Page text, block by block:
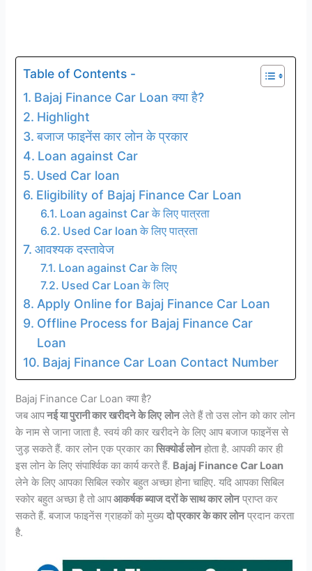
Table of Contents -
Bajaj Finance Car Loan क्या है?
Highlight
बजाज फाइनेंस कार लोन के प्रकार
Loan against Car
Used Car loan
Eligibility of Bajaj Finance Car Loan
Loan against Car के लिए पात्रता
Used Car loan के लिए पात्रता
आवश्यक दस्तावेज
Loan against Car के लिए
Used Car Loan के लिए
Apply Online for Bajaj Finance Car Loan
Offline Process for Bajaj Finance Car
Loan
Bajaj Finance Car Loan Contact Number
Bajaj Finance Car Loan क्या है?
जब आपनई या पुरानी कार खरीदने के लिए लोनलेते हैं तो उस लोन को कार लोन
के नाम से जाना जाता है. स्वयं की कार खरीदने के लिए आप बजाज फाइनेंस से
जुड़ सकते हैं. कार लोन एक प्रकार कासिक्योर्ड लोनहोता है. आपकी कार ही
इस लोन के लिए संपार्श्विक का कार्य करते हैं. Bajaj Finance Car Loan
लेने के लिए आपका सिबिल स्कोर बहुत अच्छा होना चाहिए. यदि आपका सिबिल
स्कोर बहुत अच्छा है तो आपआकर्षक ब्याज दरों के साथ कार लोनप्राप्त कर
सकते हैं. बजाज फाइनेंस ग्राहकों को मुख्यदो प्रकार के कार लोनप्रदान करता
है.